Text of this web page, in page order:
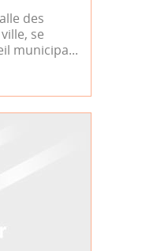
des
se
municipa...